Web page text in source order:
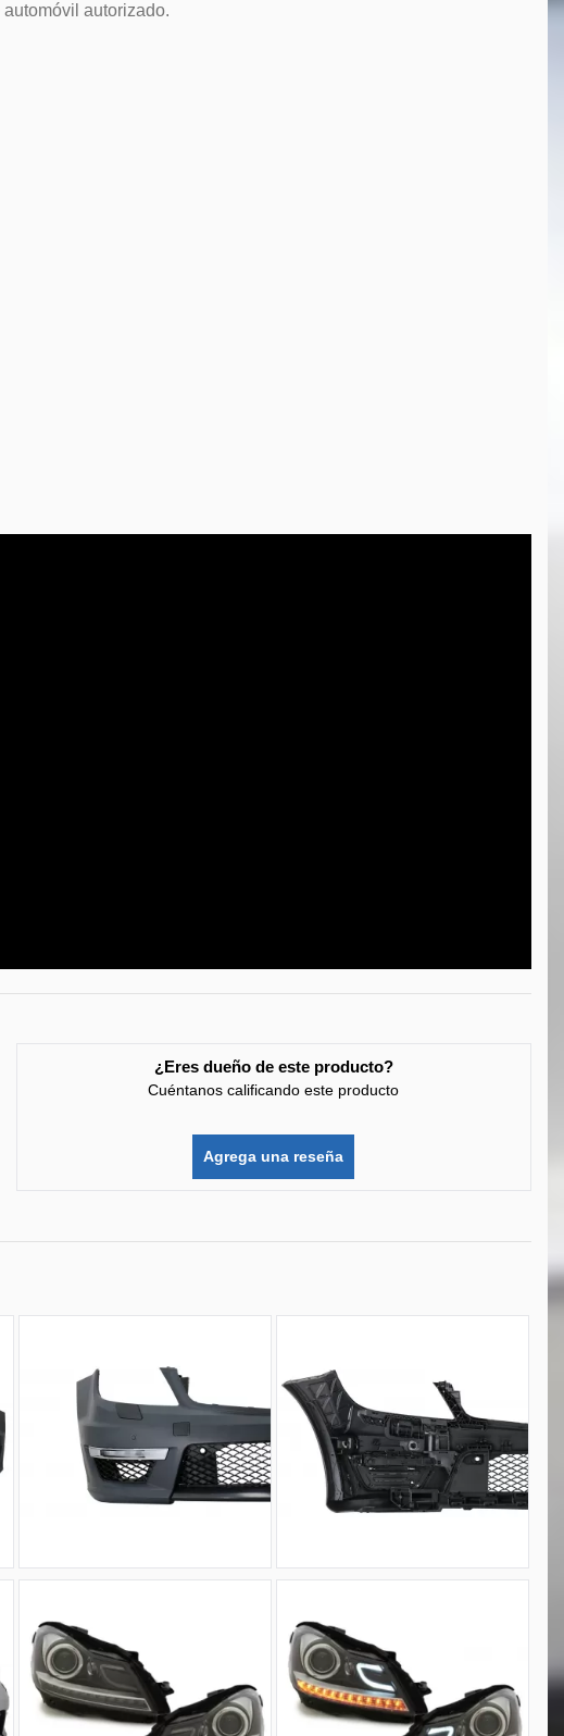
autorizado.
¿Eres dueño de este producto?
Cuéntanos calificando este producto
Agrega una reseña